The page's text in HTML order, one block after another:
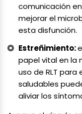
comunicación
mejorar el
esta disfunción.
Estreñimiento:
papel vital en la
uso de RLT
saludables
aliviar los